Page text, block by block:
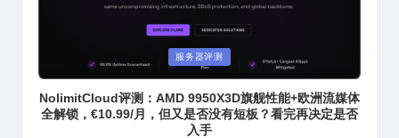
服务器评测
NolimitCloud评测：AMD 9950X3D旗舰性能+欧洲流媒体
全解锁，€10.99/月，但又是否没有短板？看完再决定是否
入手